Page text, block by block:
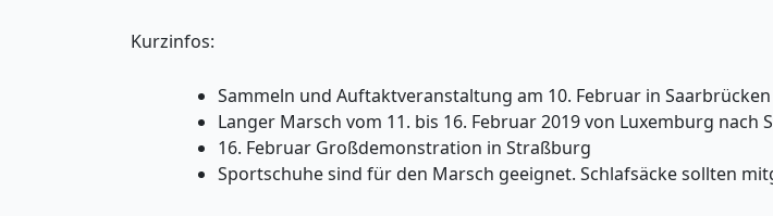
Kurzinfos:
Sammeln und Auftaktveranstaltung am 10. Februar in Saarbrücken
Langer Marsch vom 11. bis 16. Februar 2019 von Luxemburg nach
16. Februar Großdemonstration in Straßburg
Sportschuhe sind für den Marsch geeignet. Schlafsäcke sollten